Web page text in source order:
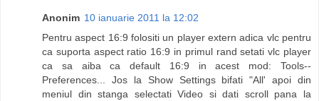
Anonim 10 ianuarie 2011 la 12:02
Pentru aspect 16:9 folositi un player extern adica vlc pentru
ca suporta aspect ratio 16:9 in primul rand setati vlc player
ca sa aiba ca default 16:9 in acest mod: Tools--
Preferences... Jos la Show Settings bifati "All' apoi din
meniul din stanga selectati Video si dati scroll pana la